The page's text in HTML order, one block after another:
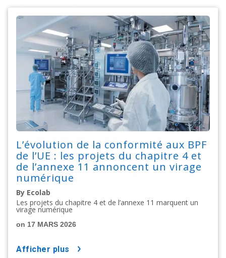
L’évolution de la conformité aux BPF
de l’UE : les projets du chapitre 4 et
de l’annexe 11 annoncent un virage
numérique
By Ecolab
Les projets du chapitre 4 et de l’annexe 11 marquent un
virage numérique
on 17 MARS 2026
afficher plus